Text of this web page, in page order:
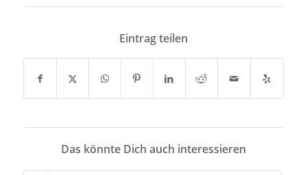
Eintrag teilen
Das könnte Dich auch interessieren